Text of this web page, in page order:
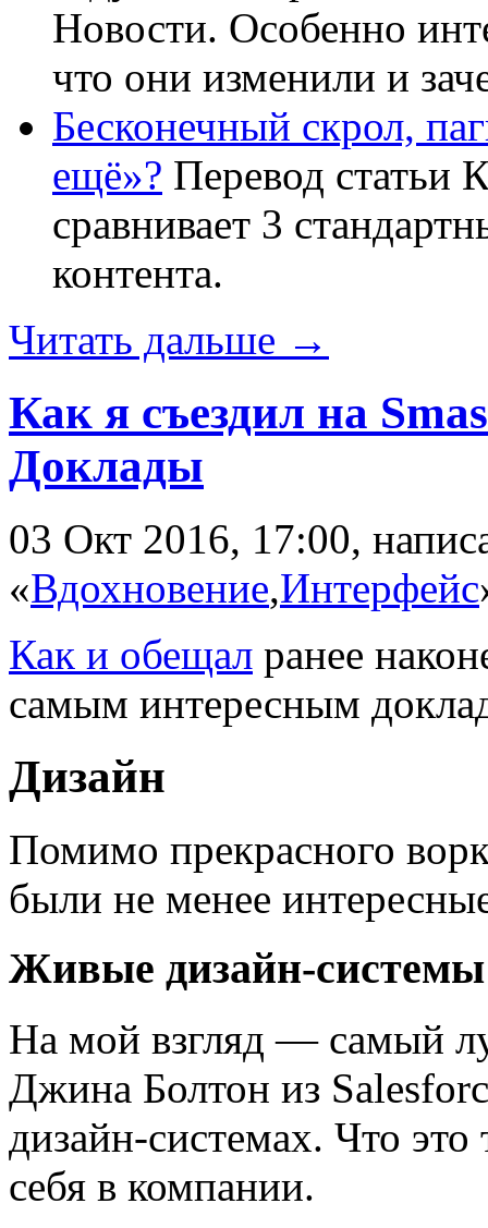
Новости. Особенно
что они изменили и
Бесконечный скрол,
ещё»? Перевод статьи
сравнивает 3
контента.
Читать дальше →
Как я съездил на
Доклады
03 Окт 2016, 17:00,
«Вдохновение,Интерфейс
Как и обещал ранее
самым интересным
Дизайн
Помимо прекрасного
были не менее
Живые дизайн-
На мой взгляд — самый
Джина Болтон из
дизайн-системах. Что
себя в компании.